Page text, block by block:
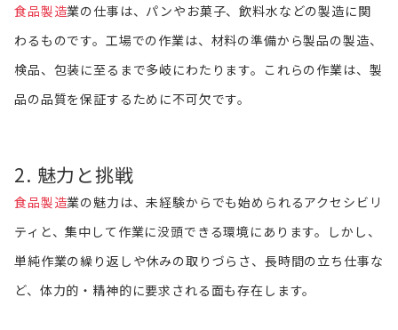
食品製造業の仕事は、パンやお菓子、飲料水などの製造に関
わるものです。工場での作業は、材料の準備から製品の製造、
検品、包装に至るまで多岐にわたります。これらの作業は、製
品の品質を保証するために不可欠です。
2. 魅力と挑戦
食品製造業の魅力は、未経験からでも始められるアクセシビリ
ティと、集中して作業に没頭できる環境にあります。しかし、
単純作業の繰り返しや休みの取りづらさ、長時間の立ち仕事な
ど、体力的・精神的に要求される面も存在します。